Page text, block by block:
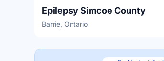
Epilepsy Simcoe County
Barrie, Ontario